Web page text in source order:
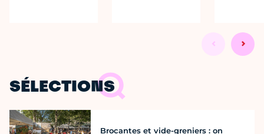
SÉLECTIONS
Brocantes et vide-greniers : on